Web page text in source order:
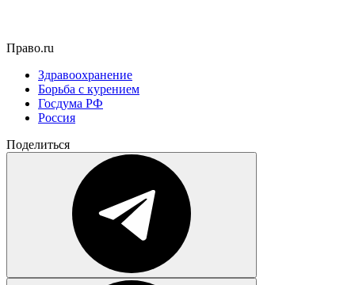
Право.ru
Здравоохранение
Борьба с курением
Госдума РФ
Россия
Поделиться